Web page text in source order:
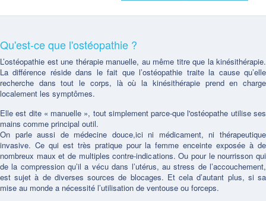
Qu'est-ce que l'ostéopathie ?
L’ostéopathie est une thérapie manuelle, au même titre que la kinésithérapie.
La différence réside dans le fait que l’ostéopathie traite la cause qu’elle
recherche dans tout le corps, là où la kinésithérapie prend en charge
localement les symptômes.
Elle est dite « manuelle », tout simplement parce-que l'ostéopathe utilise ses
mains comme principal outil.
On parle aussi de médecine douce,ici ni médicament, ni thérapeutique
invasive. Ce qui est très pratique pour la femme enceinte exposée à de
nombreux maux et de multiples contre-indications. Ou pour le nourrisson qui
de la compression qu’il a vécu dans l’utérus, au stress de l’accouchement,
est sujet à de diverses sources de blocages. Et cela d’autant plus, si sa
mise au monde a nécessité l’utilisation de ventouse ou forceps.